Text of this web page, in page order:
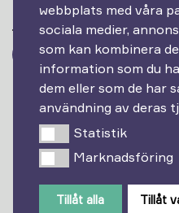
webbplats med våra
sociala medier,
som kan kombinera
information som du
dem eller som de har
användning av deras
Statistik
Statistik
Marknadsföring
Marknadsföring
Tillåt alla Tillåt
Produkter
Om oss